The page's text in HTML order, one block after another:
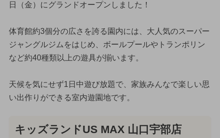
日（金）にグランドオープンしました！
体育館約3個分の広さを誇る園内には、大人気のスーパー
ジャングルジムをはじめ、ボールプールやトランポリン
など約40種類以上の遊具が揃います。
天候を気にせず1日中遊び放題で、家族みんなで楽しい思
い出作りができる室内遊園地です。
キッズランドUS MAX 山口宇部店